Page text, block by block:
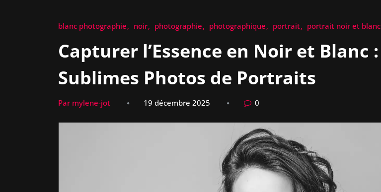
blanc photographie noir photographie photographique portrait portrait noir et blanc
Capturer l’Essence en Noir et Blanc :
Sublimes Photos de Portraits
Par mylene-jot 19 décembre 2025 0